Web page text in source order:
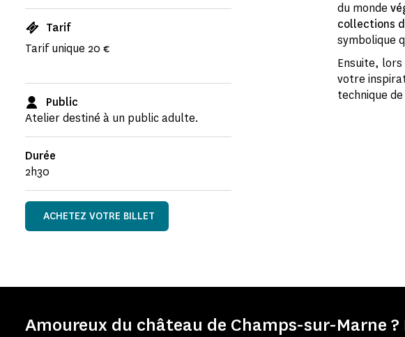
Tarif
Tarif unique 20 €
Public
Atelier destiné à un public adulte.
Durée
2h30
ACHETEZ VOTRE BILLET
du monde
collections
symbolique
Ensuite,
votre
technique de
Amoureux du château de Champs-sur-Marne